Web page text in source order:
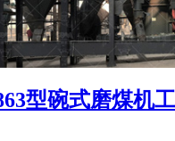
型碗式磨煤机